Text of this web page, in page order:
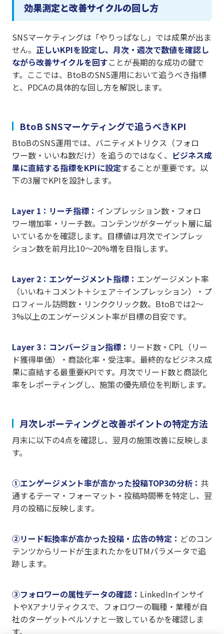
効果測定と改善サイクルの回し方
SNSマーケティングは「やりっぱなし」では成果が出ま
せん。 正しいKPIを設定し、月次・週次で数値を確認し
ながら改善サイクルを回すことが長期的な成功の鍵で
す。ここでは、BtoBのSNS運用において追うべき指標
と、PDCAの具体的な回し方を解説します。
BtoB SNSマーケティングで追うべきKPI
BtoBのSNS運用では、バニティメトリクス（フォロ
ワー数・いいね数だけ）を追うのではなく、 ビジネス成
果に直結する指標をKPIに設定することが重要です。以
下の3層でKPIを設計します。
Layer 1：リーチ指標： インプレッション数・フォロ
ワー増加率・リーチ数。コンテンツがターゲット層に届
いているかを確認します。目標値は月次でインプレッ
ション数を前月比10〜20%増を目指します。
Layer 2：エンゲージメント指標： エンゲージメント率
（いいね＋コメント＋シェア÷インプレッション）・プ
ロフィール訪問数・リンククリック数。BtoBでは2〜
3%以上のエンゲージメント率が目標の目安です。
Layer 3：コンバージョン指標： リード数・CPL（リー
ド獲得単価）・商談化率・受注率。最終的なビジネス成
果に直結する最重要KPIです。月次でリード数と商談化
率をレポーティングし、施策の優先順位を判断します。
月次レポーティングと改善ポイントの特定方法
月末に以下の4点を確認し、翌月の施策改善に反映しま
す。
①エンゲージメント率が高かった投稿TOP3の分析： 共
通するテーマ・フォーマット・投稿時間帯を特定し、翌
月の投稿に反映します。
②リード転換率が高かった投稿・広告の特定： どのコン
テンツからリードが生まれたかをUTMパラメータで追
跡します。
③フォロワーの属性データの確認： LinkedInインサイ
トやXアナリティクスで、フォロワーの職種・業種が自
社のターゲットペルソナと一致しているかを確認しま
す。